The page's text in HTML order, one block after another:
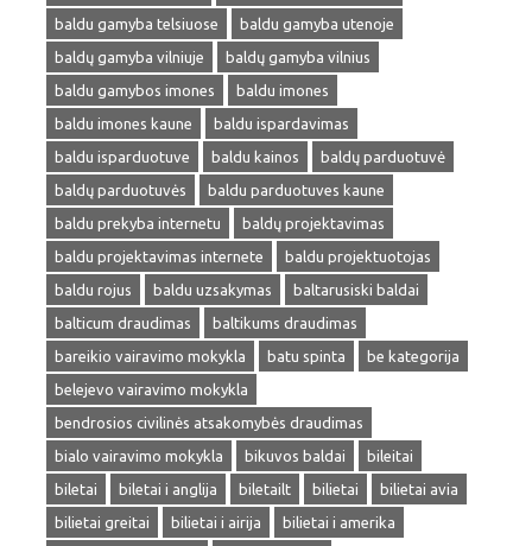
baldu gamyba telsiuose
baldu gamyba utenoje
baldų gamyba vilniuje
baldų gamyba vilnius
baldu gamybos imones
baldu imones
baldu imones kaune
baldu ispardavimas
baldu isparduotuve
baldu kainos
baldų parduotuvė
baldų parduotuvės
baldu parduotuves kaune
baldu prekyba internetu
baldų projektavimas
baldu projektavimas internete
baldu projektuotojas
baldu rojus
baldu uzsakymas
baltarusiski baldai
balticum draudimas
baltikums draudimas
bareikio vairavimo mokykla
batu spinta
be kategorija
belejevo vairavimo mokykla
bendrosios civilinės atsakomybės draudimas
bialo vairavimo mokykla
bikuvos baldai
bileitai
biletai
biletai i anglija biletailt bilietai
bilietai avia
bilietai greitai
bilietai i airija
bilietai i amerika